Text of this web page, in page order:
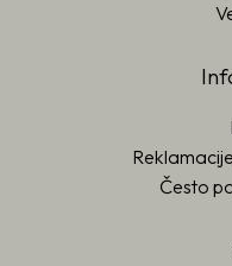
Često